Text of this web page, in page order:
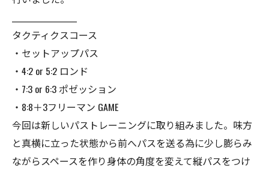
タクティクスコース
・セットアップパス
・4:2 or 5:2 ロンド
・7:3 or 6:3 ポゼッション
・8:8＋3フリーマン GAME
今回は新しいパストレーニングに取り組みました。味方
と真横に立った状態から前へパスを送る為に少し膨らみ
ながらスペースを作り身体の角度を変えて縦パスをつけ